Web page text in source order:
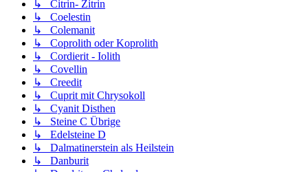
↳ Citrin- Zitrin
↳ Coelestin
↳ Colemanit
↳ Coprolith oder Koprolith
↳ Cordierit - Iolith
↳ Covellin
↳ Creedit
↳ Cuprit mit Chrysokoll
↳ Cyanit Disthen
↳ Steine C Übrige
↳ Edelsteine D
↳ Dalmatinerstein als Heilstein
↳ Danburit